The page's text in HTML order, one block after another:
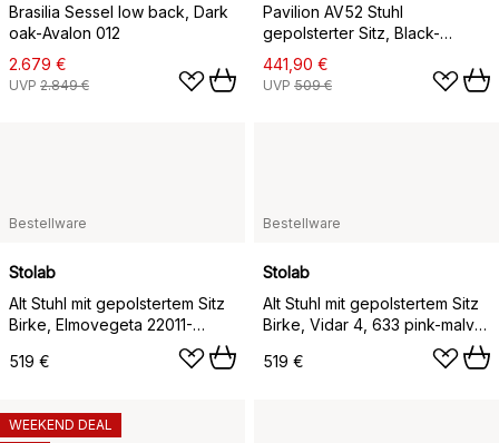
Brasilia Sessel low back, Dark
oak-Avalon 012
2.679 €
UVP 2.849 €
Pavilion AV52 Stuhl
gepolsterter Sitz, Black-
Ecriture 0640
441,90 €
UVP 509 €
Bestellware
Stolab
Alt Stuhl mit gepolstertem Sitz
Birke, Elmovegeta 22011-
519 €
Bestellware
Stolab
Alt Stuhl mit gepolstertem Sitz
Birke, Vidar 4, 633 pink-malva
519 €
WEEKEND DEAL